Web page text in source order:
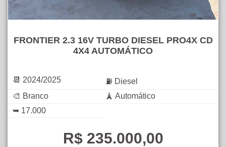
FRONTIER 2.3 16V TURBO DIESEL PRO4X CD
4X4 AUTOMÁTICO
📆 2024/2025
⛽ Diesel
🎨 Branco
🗼 Automático
➥ 17.000
R$ 235.000,00